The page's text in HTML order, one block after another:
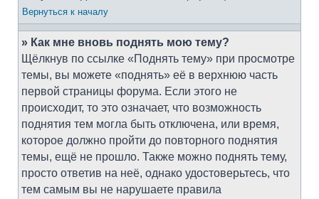
Вернуться к началу
» Как мне вновь поднять мою тему?
Щёлкнув по ссылке «Поднять тему» при просмотре
темы, вы можете «поднять» её в верхнюю часть
первой страницы форума. Если этого не
происходит, то это означает, что возможность
поднятия тем могла быть отключена, или время,
которое должно пройти до повторного поднятия
темы, ещё не прошло. Также можно поднять тему,
просто ответив на неё, однако удостоверьтесь, что
тем самым вы не нарушаете правила